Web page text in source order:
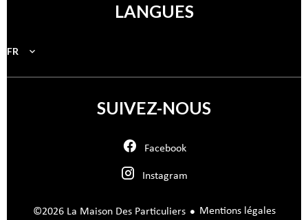
LANGUES
FR
SUIVEZ-NOUS
Facebook
Instagram
©2026 La Maison Des Particuliers Mentions légales